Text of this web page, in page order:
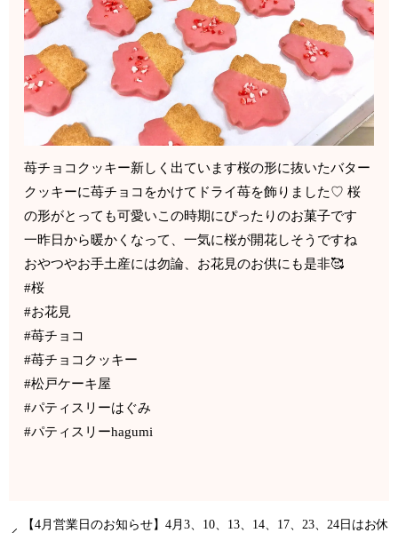
苺チョコクッキー新しく出ています桜の形に抜いたバター
クッキーに苺チョコをかけてドライ苺を飾りました♡ 桜
の形がとっても可愛いこの時期にぴったりのお菓子です
一昨日から暖かくなって、一気に桜が開花しそうですね
おやつやお手土産には勿論、お花見のお供にも是非🥰
#桜
#お花見
#苺チョコ
#苺チョコクッキー
#松戸ケーキ屋
#パティスリーはぐみ
#パティスリーhagumi
【4月営業日のお知らせ】4月3、10、13、14、17、23、24日はお休